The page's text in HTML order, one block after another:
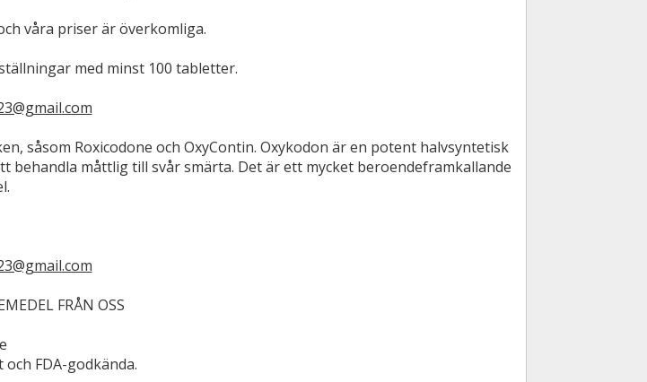
våra priser är överkomliga.
med minst 100 tabletter.
såsom Roxicodone och OxyContin. Oxykodon är en potent halvsyntetisk
behandla måttlig till svår smärta. Det är ett mycket beroendeframkallande
FRÅN OSS
FDA-godkända.